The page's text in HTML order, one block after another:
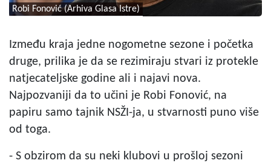
Robi Fonović (Arhiva Glasa Istre)
Između kraja jedne nogometne sezone i početka
druge, prilika je da se rezimiraju stvari iz protekle
natjecateljske godine ali i najavi nova.
Najpozvaniji da to učini je Robi Fonović, na
papiru samo tajnik NSŽI-ja, u stvarnosti puno više
od toga.
- S obzirom da su neki klubovi u prošloj sezoni